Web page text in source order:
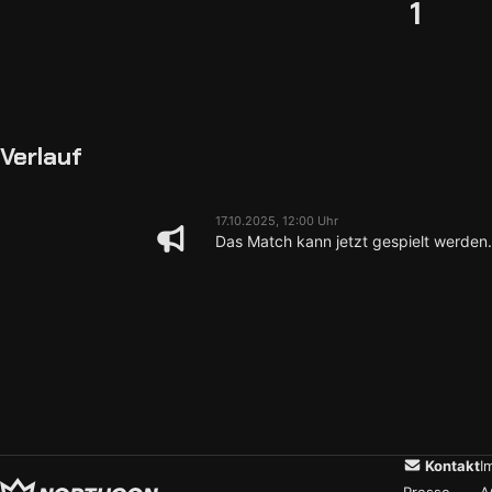
1
Verlauf
17.10.2025, 12:00 Uhr
Das Match kann jetzt gespielt werden.
Kontakt